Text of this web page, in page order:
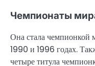
Чемпионаты
Она стала
1990 и 1996 годах.
четыре титула